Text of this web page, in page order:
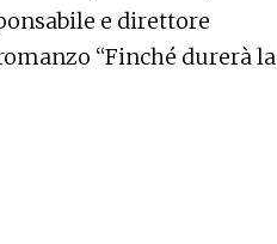
e direttore
“Finché durerà la